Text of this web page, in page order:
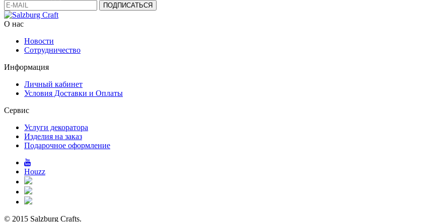
О нас
Новости
Сотрудничество
Информация
Личный кабинет
Условия Доставки и Оплаты
Сервис
Услуги декоратора
Изделия на заказ
Подарочное оформление
Houzz
© 2015 Salzburg Crafts.